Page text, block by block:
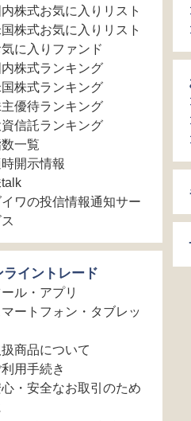
内株式お気に入りリスト
株式お気に入りリスト
に入りファンド
内株式ランキング
株式ランキング
優待ランキング
信託ランキング
一覧
開示情報
イワの投信情報通知サー
ライントレード
ル・アプリ
マートフォン・タブレッ
商品について
利用手続き
・安全なお取引のため